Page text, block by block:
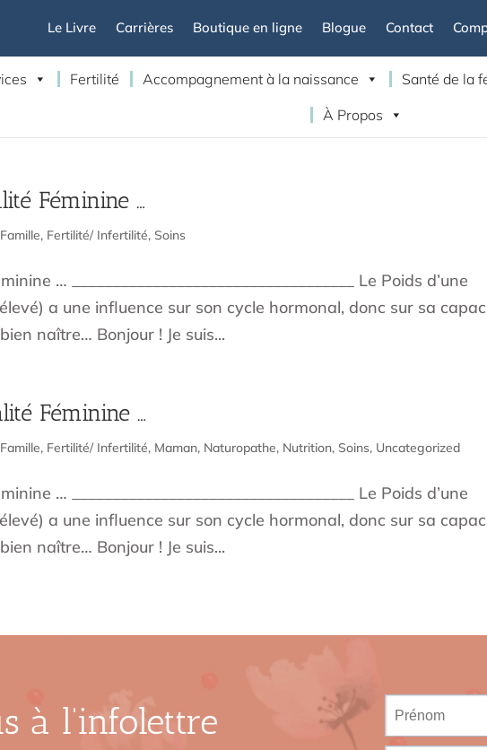
Le Livre Carrières Boutique en ligne Blogue Contact
Fertilité Accompagnement à la naissance
Santé de la
À Propos
Féminine …
Famille, Fertilité/ Infertilité, Soins
… ___________________________________ Le Poids d’une
a une influence sur son cycle hormonal, donc sur sa
naître… Bonjour ! Je suis...
Féminine …
Famille, Fertilité/ Infertilité, Maman, Naturopathe, Nutrition, Soins, Uncategorized
… ___________________________________ Le Poids d’une
a une influence sur son cycle hormonal, donc sur sa
naître… Bonjour ! Je suis...
à l’infolettre